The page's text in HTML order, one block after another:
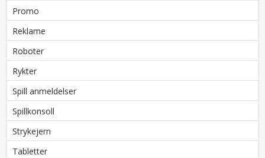
Promo
Reklame
Roboter
Rykter
Spill anmeldelser
Spillkonsoll
Strykejern
Tabletter